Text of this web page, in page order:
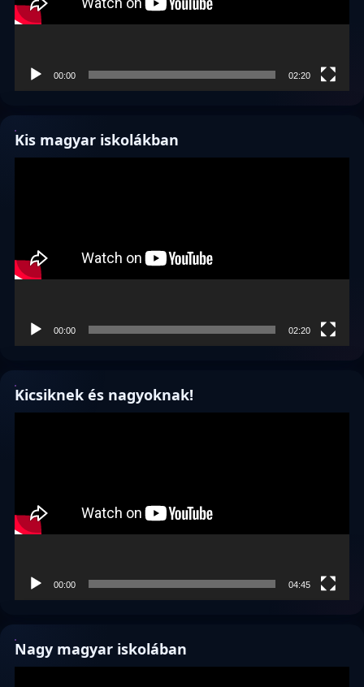
00:00 02:20
Kis magyar iskolákban
00:00 02:20
Kicsiknek és nagyoknak!
00:00 04:45
Nagy magyar iskolában